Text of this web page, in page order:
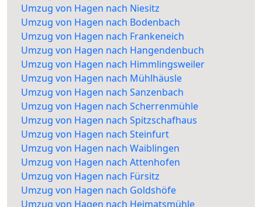
Umzug von Hagen nach Niesitz
Umzug von Hagen nach Bodenbach
Umzug von Hagen nach Frankeneich
Umzug von Hagen nach Hangendenbuch
Umzug von Hagen nach Himmlingsweiler
Umzug von Hagen nach Mühlhäusle
Umzug von Hagen nach Sanzenbach
Umzug von Hagen nach Scherrenmühle
Umzug von Hagen nach Spitzschafhaus
Umzug von Hagen nach Steinfurt
Umzug von Hagen nach Waiblingen
Umzug von Hagen nach Attenhofen
Umzug von Hagen nach Fürsitz
Umzug von Hagen nach Goldshöfe
Umzug von Hagen nach Heimatsmühle